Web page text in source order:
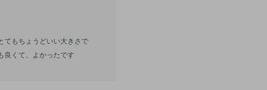
てもちょうどいい大きさで
良くて、よかったです